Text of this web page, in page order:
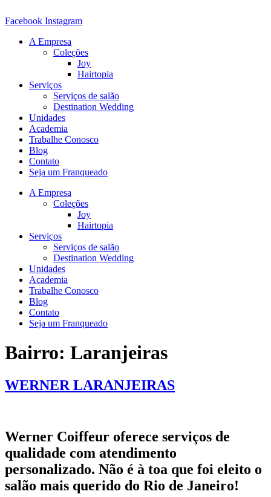
para
conteúdo
Facebook Instagram
A Empresa
Coleções
Joy
Hairtopia
Serviços
Serviços de salão
Destination Wedding
Unidades
Academia
Trabalhe Conosco
Blog
Contato
Seja um Franqueado
A Empresa
Coleções
Joy
Hairtopia
Serviços
Serviços de salão
Destination Wedding
Unidades
Academia
Trabalhe Conosco
Blog
Contato
Seja um Franqueado
Bairro: Laranjeiras
WERNER LARANJEIRAS
Werner Coiffeur oferece serviços de
qualidade com atendimento
personalizado. Não é à toa que foi eleito o
salão mais querido do Rio de Janeiro!